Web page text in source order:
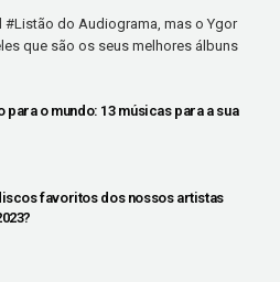
#Listão do Audiograma, mas o Ygor
que são os seus melhores álbuns
para o mundo: 13 músicas para a sua
favoritos dos nossos artistas